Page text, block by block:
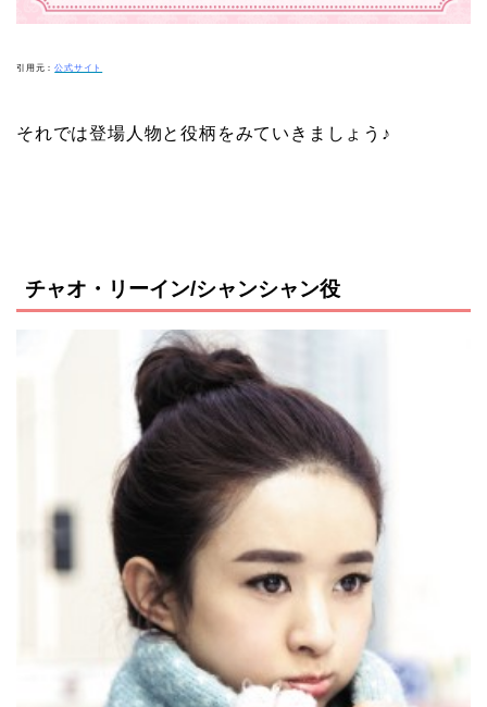
引用元：公式サイト
それでは登場人物と役柄をみていきましょう♪
チャオ・リーイン/シャンシャン役